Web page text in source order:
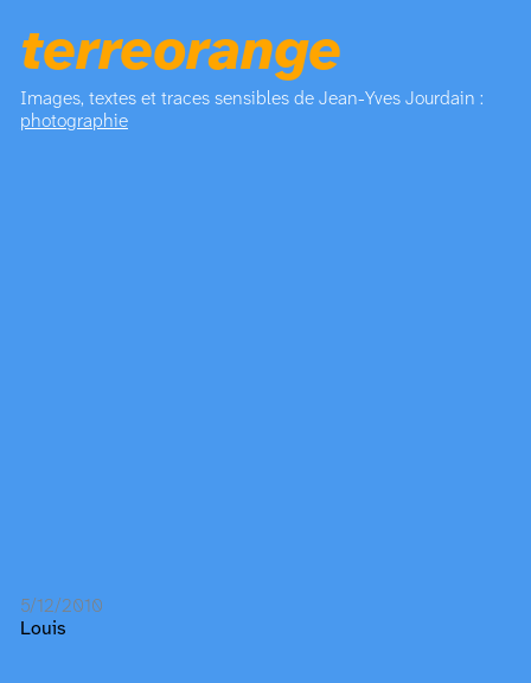
terreorange
Images, textes et traces sensibles de Jean-Yves Jourdain :
photographie
5/12/2010
Louis